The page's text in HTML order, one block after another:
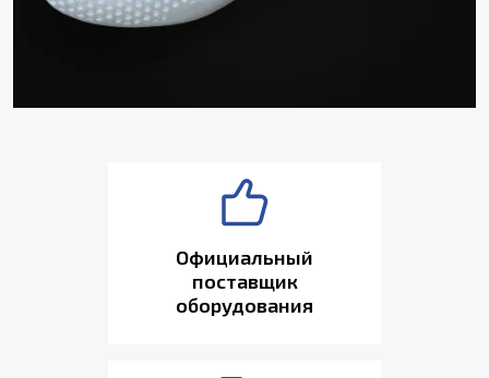
Официальный
поставщик
оборудования